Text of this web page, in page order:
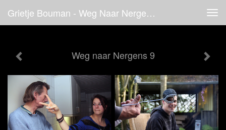
Grietje Bouman - Weg Naar Nergens 9
Weg naar Nergens 9